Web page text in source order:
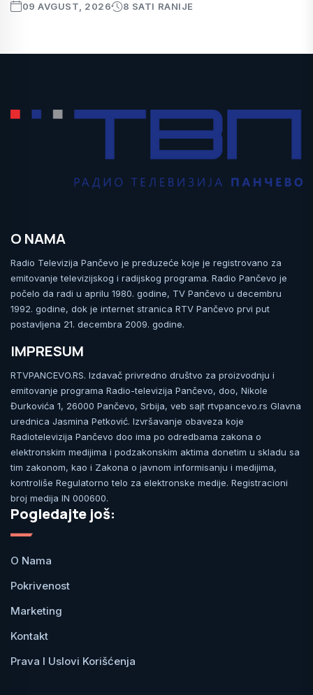
09 AVGUST, 2026 8 SATI RANIJE
O NAMA
Radio Televizija Pančevo je preduzeće koje je registrovano za
emitovanje televizijskog i radijskog programa. Radio Pančevo je
počelo da radi u aprilu 1980. godine, TV Pančevo u decembru
1992. godine, dok je internet stranica RTV Pančevo prvi put
postavljena 21. decembra 2009. godine.
IMPRESUM
RTVPANCEVO.RS. Izdavač privredno društvo za proizvodnju i
emitovanje programa Radio-televizija Pančevo, doo, Nikole
Đurkovića 1, 26000 Pančevo, Srbija, veb sajt rtvpancevo.rs Glavna
urednica Jasmina Petković. Izvršavanje obaveza koje
Radiotelevizija Pančevo doo ima po odredbama zakona o
elektronskim medijima i podzakonskim aktima donetim u skladu sa
tim zakonom, kao i Zakona o javnom informisanju i medijima,
kontroliše Regulatorno telo za elektronske medije. Registracioni
broj medija IN 000600.
Pogledajte još:
O Nama
Pokrivenost
Marketing
Kontakt
Prava I Uslovi Korišćenja